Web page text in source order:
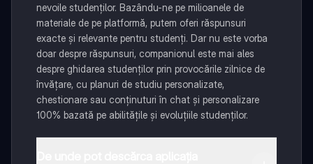
nevoile studenților. Bazându-ne pe milioanele de
materiale de pe platformă, putem oferi răspunsuri
exacte și relevante pentru studenți. Dar nu este vorba
doar despre răspunsuri, companionul este mai ales
despre ghidarea studenților prin provocările zilnice de
învățare, cu planuri de studiu personalizate,
chestionare sau conținuturi în chat și personalizare
100% bazată pe abilitățile și evoluțiile studenților.